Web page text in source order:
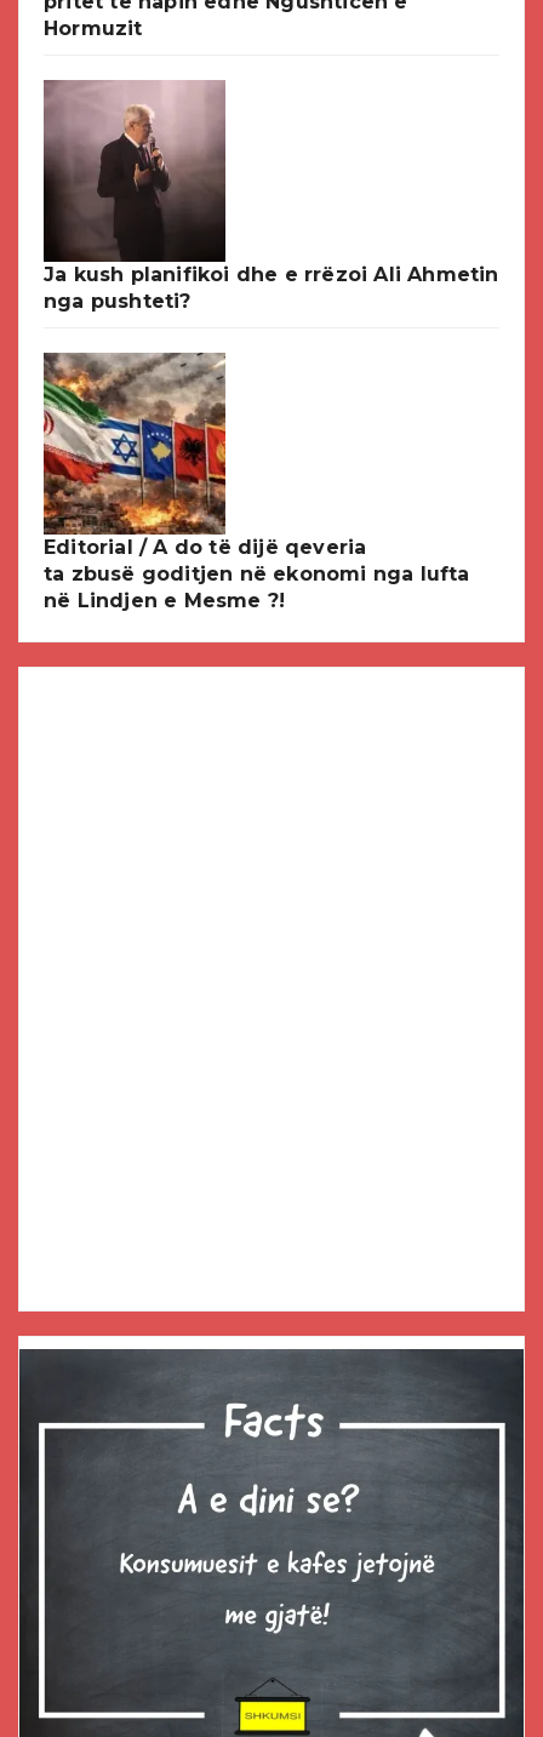
Hormuzit
Ja kush planifikoi dhe e rrëzoi Ali Ahmetin
nga pushteti?
Editorial / A do të dijë qeveria
ta zbusë goditjen në ekonomi nga lufta
në Lindjen e Mesme ?!